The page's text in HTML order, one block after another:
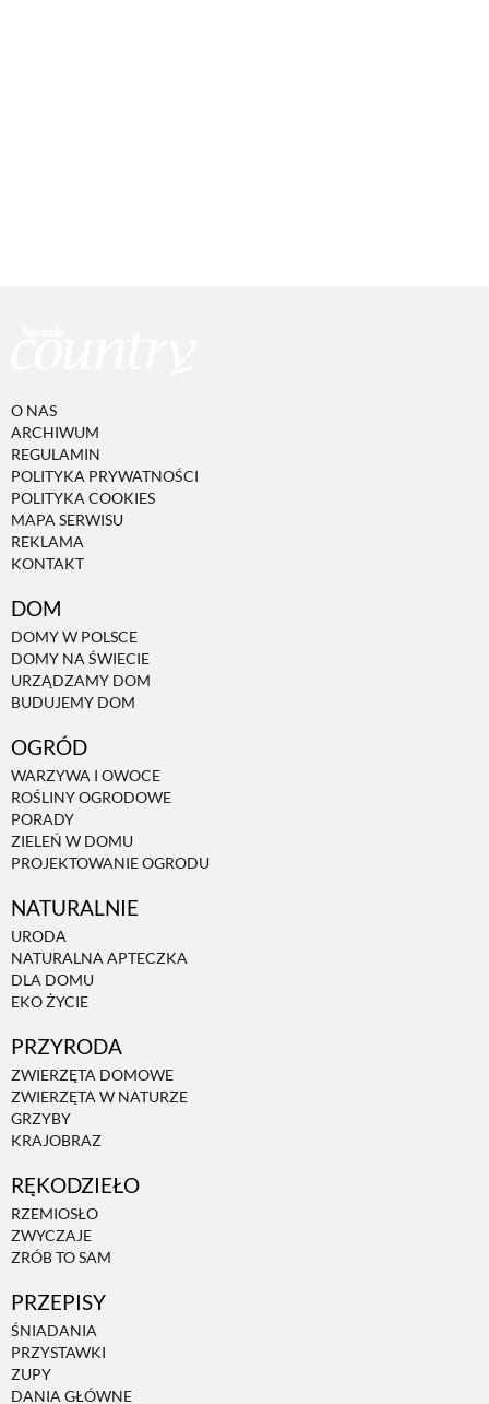
O NAS
ARCHIWUM
REGULAMIN
POLITYKA PRYWATNOŚCI
POLITYKA COOKIES
MAPA SERWISU
REKLAMA
KONTAKT
DOM
DOMY W POLSCE
DOMY NA ŚWIECIE
URZĄDZAMY DOM
BUDUJEMY DOM
OGRÓD
WARZYWA I OWOCE
ROŚLINY OGRODOWE
PORADY
ZIELEŃ W DOMU
PROJEKTOWANIE OGRODU
NATURALNIE
URODA
NATURALNA APTECZKA
DLA DOMU
EKO ŻYCIE
PRZYRODA
ZWIERZĘTA DOMOWE
ZWIERZĘTA W NATURZE
GRZYBY
KRAJOBRAZ
RĘKODZIEŁO
RZEMIOSŁO
ZWYCZAJE
ZRÓB TO SAM
PRZEPISY
ŚNIADANIA
PRZYSTAWKI
ZUPY
DANIA GŁÓWNE